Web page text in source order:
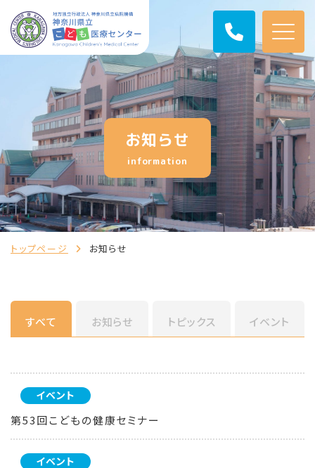
お知らせ
information
トップページ お知らせ
すべて お知らせ トピックス イベント
イベント
第53回こどもの健康セミナー
イベント